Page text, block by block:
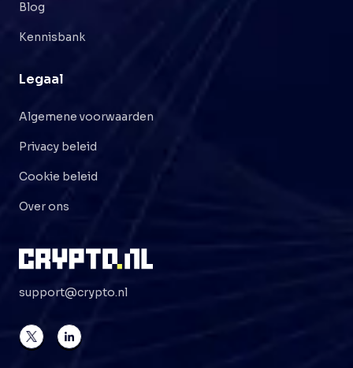
Blog
Kennisbank
Legaal
Algemene voorwaarden
Privacy beleid
Cookie beleid
Over ons
support@crypto.nl